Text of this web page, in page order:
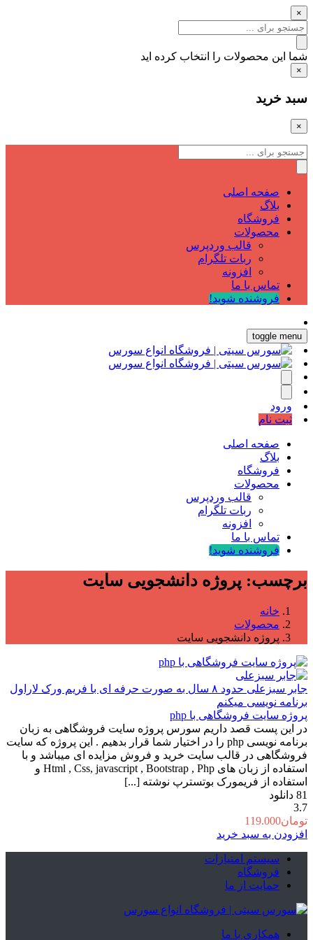
×
شما این محصولات را انتخاب کرده اید
×
سبد خرید
×
صفحه اصلی
بلاگ
فروشگاه
محصولات
قالب وردپرس
ربات تلگرام
افزونه
تماس با ما
فروشنده شوید!
toggle menu
ورود
ثبت نام
صفحه اصلی
بلاگ
فروشگاه
محصولات
قالب وردپرس
ربات تلگرام
افزونه
تماس با ما
فروشنده شوید!
برچسب: پروژه دانشجویی سایت
خانه
محصولات
پروژه دانشجویی سایت
جابر سبزعلی
حدود ۸ سال به صورت حرفه ای با فریم ورک لاراول
برنامه نویسی میکنم
پروژه سایت فروشگاهی با php
در این پست قصد داریم سورس پروژه سایت فروشگاهی به زبان
برنامه نویسی php را در اختیار شما قرار بدهیم . این پروژه که سایت
فروشگاهی در قالب سایت خرید و فروش مزایده ای میباشد و با
استفاده از زبان های Html , Css, javascript , Bootstrap , Php و
استفاده از فریمورک بوتسترپ نوشته [...]
81 دانلود
3.7
تومان119.000
افزودن به سبد خرید
سیستم امتیازات
فروشگاه
حمایت از ما
همکاری با ما